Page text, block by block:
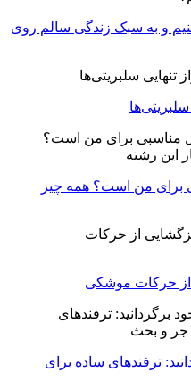
و به سبک زندگی سالم روی
برای من است؟ همه چیز
از حرکات موشکی
ترفندهای ساده برای